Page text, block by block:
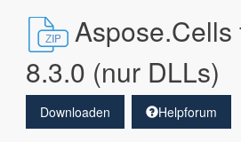
Aspose.Cells
8.3.0 (nur DLLs)
Downloaden Helpforum